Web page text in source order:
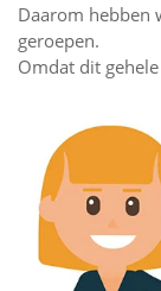
Daarom hebben
geroepen.
Omdat dit